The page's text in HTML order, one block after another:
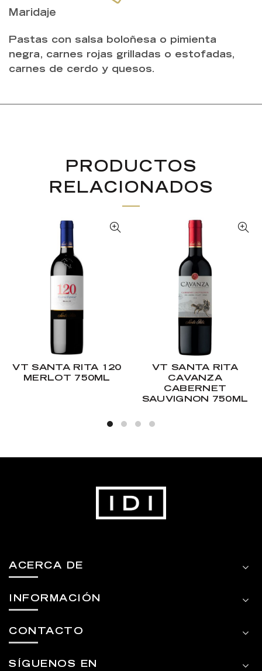
Maridaje
Pastas con salsa boloñesa o pimienta
negra, carnes rojas grilladas o estofadas,
carnes de cerdo y quesos.
PRODUCTOS
RELACIONADOS
VT SANTA RITA 120
MERLOT 750ML
VT SANTA RITA
CAVANZA
CABERNET
SAUVIGNON 750ML
ACERCA DE
INFORMACIÓN
CONTACTO
SÍGUENOS EN